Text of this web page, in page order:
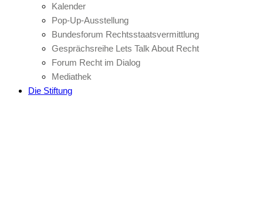
Kalender
Pop-Up-Ausstellung
Bundesforum Rechtsstaatsvermittlung
Gesprächsreihe Lets Talk About Recht
Forum Recht im Dialog
Mediathek
Die Stiftung